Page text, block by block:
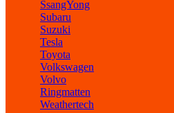
SsangYong
Subaru
Suzuki
Tesla
Toyota
Volkswagen
Volvo
Ringmatten
Weathertech